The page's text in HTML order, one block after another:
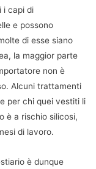
i capi di
e possono
di esse siano
la maggior parte
non è
Alcuni trattamenti
per chi quei vestiti li
è a rischio silicosi,
di lavoro.
è dunque